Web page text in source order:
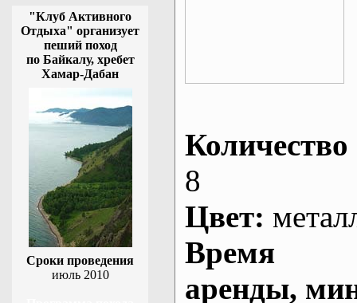
"Клуб Активного
Отдыха" организует
пеший поход
по Байкалу, хребет
Хамар-Дабан
Сроки проведения
июль 2010
Количество
8
Цвет:
Время
аренды,